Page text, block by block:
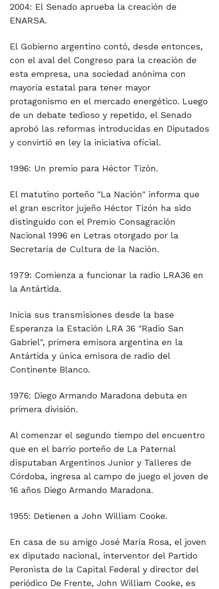
2004: El Senado aprueba la creación de
ENARSA.
El Gobierno argentino contó, desde entonces,
con el aval del Congreso para la creación de
esta empresa, una sociedad anónima con
mayoría estatal para tener mayor
protagonismo en el mercado energético. Luego
de un debate tedioso y repetido, el Senado
aprobó las reformas introducidas en Diputados
y convirtió en ley la iniciativa oficial.
1996: Un premio para Héctor Tizón.
El matutino porteño "La Nación" informa que
el gran escritor jujeño Héctor Tizón ha sido
distinguido con el Premio Consagración
Nacional 1996 en Letras otorgado por la
Secretaría de Cultura de la Nación.
1979: Comienza a funcionar la radio LRA36 en
la Antártida.
Inicia sus transmisiones desde la base
Esperanza la Estación LRA 36 "Radio San
Gabriel", primera emisora argentina en la
Antártida y única emisora de radio del
Continente Blanco.
1976: Diego Armando Maradona debuta en
primera división.
Al comenzar el segundo tiempo del encuentro
que en el barrio porteño de La Paternal
disputaban Argentinos Junior y Talleres de
Córdoba, ingresa al campo de juego el joven de
16 años Diego Armando Maradona.
1955: Detienen a John William Cooke.
En casa de su amigo José María Rosa, el joven
ex diputado nacional, interventor del Partido
Peronista de la Capital Federal y director del
periódico De Frente, John William Cooke, es